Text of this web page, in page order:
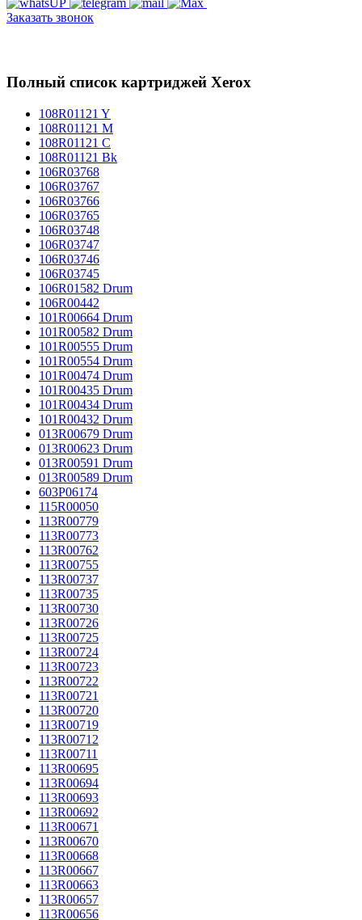
Заказать звонок
Полный список картриджей Xerox
108R01121 Y
108R01121 M
108R01121 C
108R01121 Bk
106R03768
106R03767
106R03766
106R03765
106R03748
106R03747
106R03746
106R03745
106R01582 Drum
106R00442
101R00664 Drum
101R00582 Drum
101R00555 Drum
101R00554 Drum
101R00474 Drum
101R00435 Drum
101R00434 Drum
101R00432 Drum
013R00679 Drum
013R00623 Drum
013R00591 Drum
013R00589 Drum
603P06174
115R00050
113R00779
113R00773
113R00762
113R00755
113R00737
113R00735
113R00730
113R00726
113R00725
113R00724
113R00723
113R00722
113R00721
113R00720
113R00719
113R00712
113R00711
113R00695
113R00694
113R00693
113R00692
113R00671
113R00670
113R00668
113R00667
113R00663
113R00657
113R00656